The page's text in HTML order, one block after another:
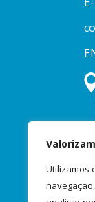
Utilizamos